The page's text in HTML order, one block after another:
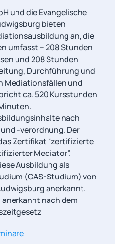
und die Evangelische
bieten
an, die
umfasst – 208 Stunden
und 208 Stunden
Durchführung und
Mediationsfällen und
ca. 520 Kursstunden
nach
-verordnung. Der
Zertifikat “zertifizierte
Mediator”.
Ausbildung als
(CAS-Studium) von
anerkannt.
nach dem